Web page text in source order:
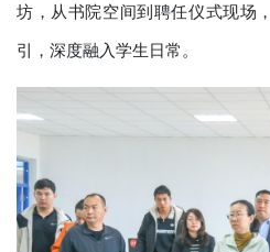
坊，从书院空间到聘任仪式现场
引，深度融入学生日常。